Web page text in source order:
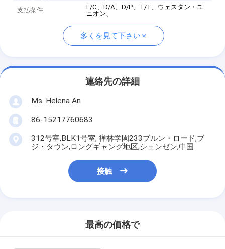
支払条件
L/C、D/A、D/P、T/T、ウェスタン・ユ
ニオン、
多くを見て下さい
連絡先の詳細
Ms. Helena An
86-15217760683
312号室,BLK1号室, 禅林学園233ブルン・ロード,ブ
ジ・タウン,ロングギャング地区,シェンゼン,中国
接触
最高の価格で